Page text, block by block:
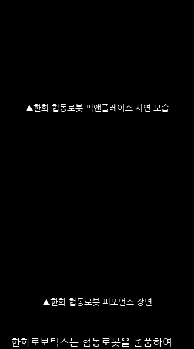
▲한화 협동로봇 픽앤플레이스 시연 모습
▲한화 협동로봇 퍼포먼스 장면
한화로보틱스는 협동로봇을 출품하여